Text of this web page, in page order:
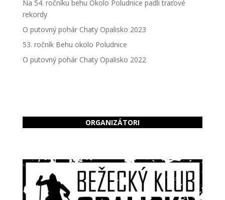
Na 54. ročníku behu Okolo Poludnice padli traťové
rekordy
O putovný pohár Chaty Opalisko 2023
53. ročník Behu okolo Poludnice
O putovný pohár Chaty Opalisko 2022
ORGANIZÁTORI